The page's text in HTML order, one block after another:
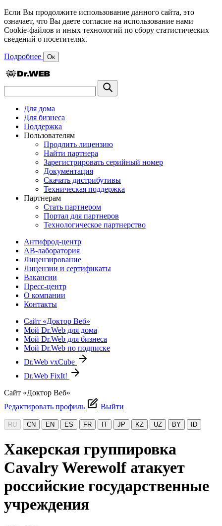
Если Вы продолжите использование данного сайта, это
означает, что Вы даете согласие на использование нами
Cookie-файлов и иных технологий по сбору статистических
сведений о посетителях.
Подробнее Ок
Для дома
Для бизнеса
Поддержка
Пользователям
Продлить лицензию
Найти партнера
Зарегистрировать серийный номер
Документация
Скачать дистрибутивы
Техническая поддержка
Партнерам
Стать партнером
Портал для партнеров
Технологическое партнерство
Антифрод-центр
АВ-лаборатория
Лицензирование
Лицензии и сертификаты
Вакансии
Пресс-центр
О компании
Контакты
Сайт «Доктор Веб»
Мой Dr.Web для дома
Мой Dr.Web для бизнеса
Мой Dr.Web по подписке
Dr.Web vxCube
Dr.Web FixIt!
Сайт «Доктор Веб»
Редактировать профиль
Выйти
RU CN EN ES FR IT JP KZ UZ BY ID
Хакерская группировка
Cavalry Werewolf атакует
российские государственные
учреждения